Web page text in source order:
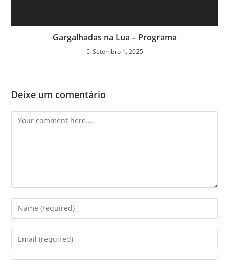
Gargalhadas na Lua – Programa
Setembro 1, 2025
Deixe um comentário